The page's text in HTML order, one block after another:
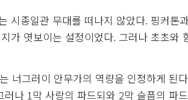
시종일관 무대를 떠나지 않았다. 핑커톤
가 엿보이는 설정이었다. 그러나 초초와
너그러이 안무가의 역량을 인정하게 된
나 1막 사랑의 파드되와 2막 슬픔의 파